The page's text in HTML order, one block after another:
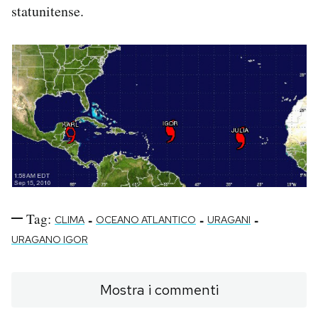
statunitense.
Tag: CLIMA - OCEANO ATLANTICO - URAGANI -
URAGANO IGOR
Mostra i commenti